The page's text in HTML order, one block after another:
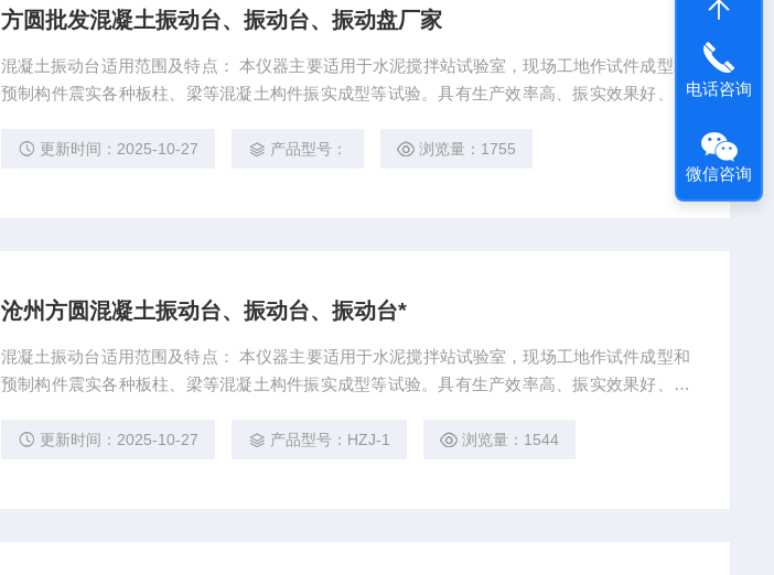
方圆批发混凝土振动台、振动台、振动盘厂家
混凝土振动台适用范围及特点： 本仪器主要适用于水泥搅拌站试验室，现场工地作试件成型和
预制构件震实各种板柱、梁等混凝土构件振实成型等试验。具有生产效率高、振实效果好、质
厂、建筑施工单位、有关专业院校及科研单位水泥试验室*的，*的设备之一。方圆批发混凝土
更新时间：2025-10-27 产品型号： 浏览量：1755
沧州方圆混凝土振动台、振动台、振动台*
混凝土振动台适用范围及特点： 本仪器主要适用于水泥搅拌站试验室，现场工地作试件成型和
预制构件震实各种板柱、梁等混凝土构件振实成型等试验。具有生产效率高、振实效果好、质
更新时间：2025-10-27 产品型号：HZJ-1 浏览量：1544
电话咨询
微信咨询